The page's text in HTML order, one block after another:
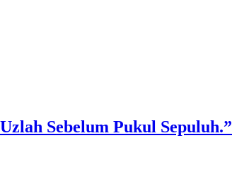
Sebelum Pukul Sepuluh.”